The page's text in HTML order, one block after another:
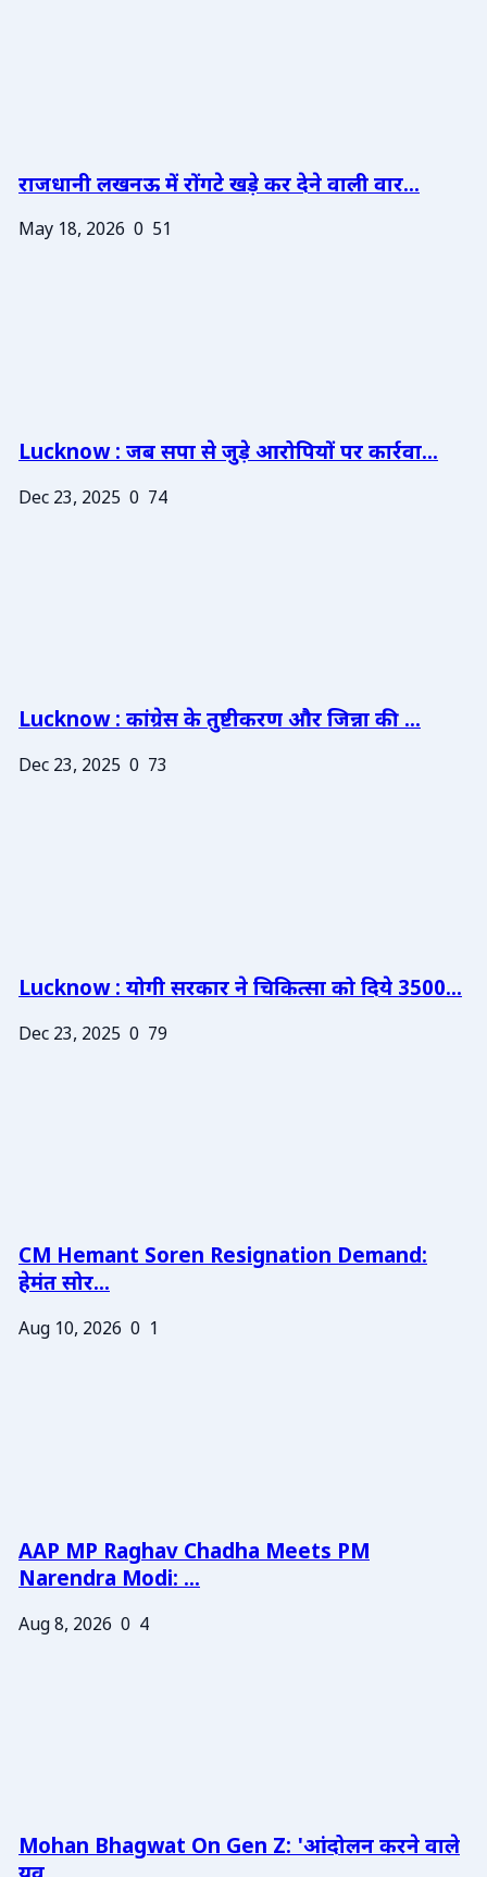
राजधानी लखनऊ में रोंगटे खड़े कर देने वाली वार...
May 18, 2026 0 51
Lucknow : जब सपा से जुड़े आरोपियों पर कार्रवा...
Dec 23, 2025 0 74
Lucknow : कांग्रेस के तुष्टीकरण और जिन्ना की ...
Dec 23, 2025 0 73
Lucknow : योगी सरकार ने चिकित्सा को दिये 3500...
Dec 23, 2025 0 79
CM Hemant Soren Resignation Demand:
हेमंत सोर...
Aug 10, 2026 0 1
AAP MP Raghav Chadha Meets PM
Narendra Modi: ...
Aug 8, 2026 0 4
Mohan Bhagwat On Gen Z: 'आंदोलन करने वाले